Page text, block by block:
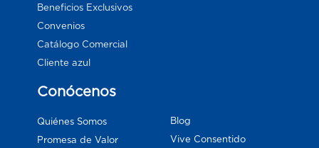
Beneficios Exclusivos
Convenios
Catálogo Comercial
Cliente azul
Conócenos
Quiénes Somos
Promesa de Valor
Blog
Vive Consentido